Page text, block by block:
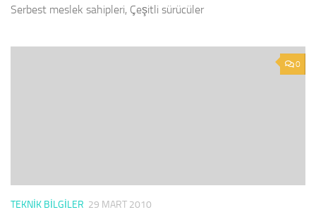
Serbest meslek sahipleri, Çeşitli sürücüler
0
TEKNIK BILGILER 29 MART 2010